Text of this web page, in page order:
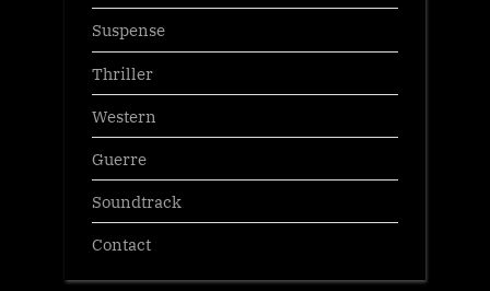
Suspense
Thriller
Western
Guerre
Soundtrack
Contact